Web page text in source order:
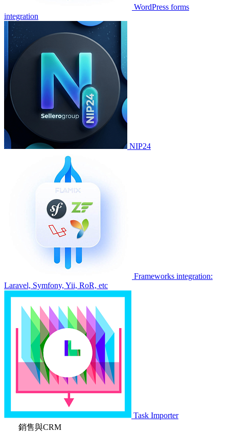
WordPress forms
integration
NIP24
Frameworks integration:
Laravel, Symfony, Yii, RoR, etc
Task Importer
銷售與CRM